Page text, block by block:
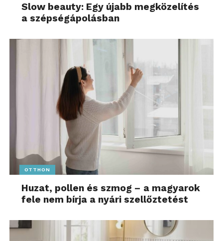
Slow beauty: Egy újabb megközelítés
a szépségápolásban
OTTHON
Huzat, pollen és szmog – a magyarok
fele nem bírja a nyári szellőztetést